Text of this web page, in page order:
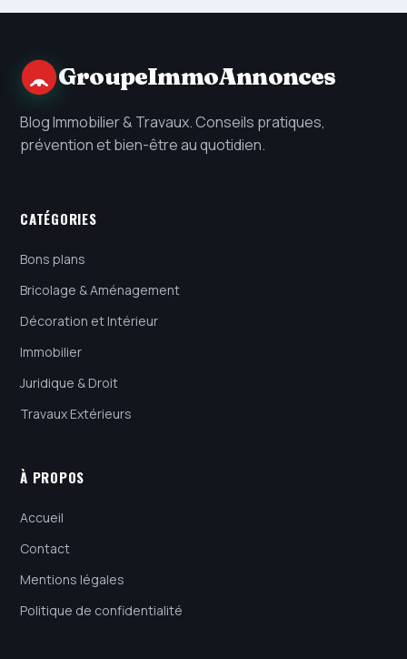
GroupeImmoAnnonces
Blog Immobilier & Travaux. Conseils pratiques,
prévention et bien-être au quotidien.
CATÉGORIES
Bons plans
Bricolage & Aménagement
Décoration et Intérieur
Immobilier
Juridique & Droit
Travaux Extérieurs
À PROPOS
Accueil
Contact
Mentions légales
Politique de confidentialité